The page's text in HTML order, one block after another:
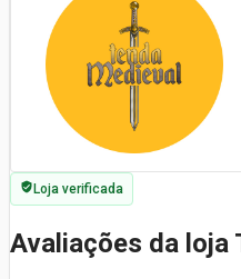
Loja verificada
Avaliações da loja